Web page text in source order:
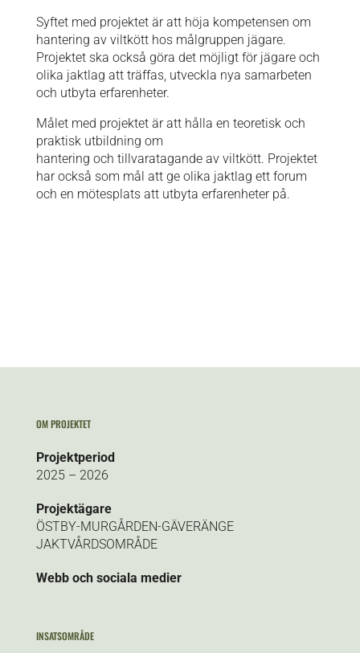
Syftet med projektet är att höja kompetensen om
hantering av viltkött hos målgruppen jägare.
Projektet ska också göra det möjligt för jägare och
olika jaktlag att träffas, utveckla nya samarbeten
och utbyta erfarenheter.
Målet med projektet är att hålla en teoretisk och
praktisk utbildning om
hantering och tillvaratagande av viltkött. Projektet
har också som mål att ge olika jaktlag ett forum
och en mötesplats att utbyta erfarenheter på.
OM PROJEKTET
Projektperiod
2025 – 2026
Projektägare
ÖSTBY-MURGÅRDEN-GÄVERÄNGE
JAKTVÅRDSOMRÅDE
Webb och sociala medier
INSATSOMRÅDE